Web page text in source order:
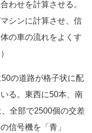
わせを計算させる。
シンに計算させ、信
の車の流れをよくす
の道路が格子状に配
る。東西に50本、南
全部で2500個の交差
信号機を「青」